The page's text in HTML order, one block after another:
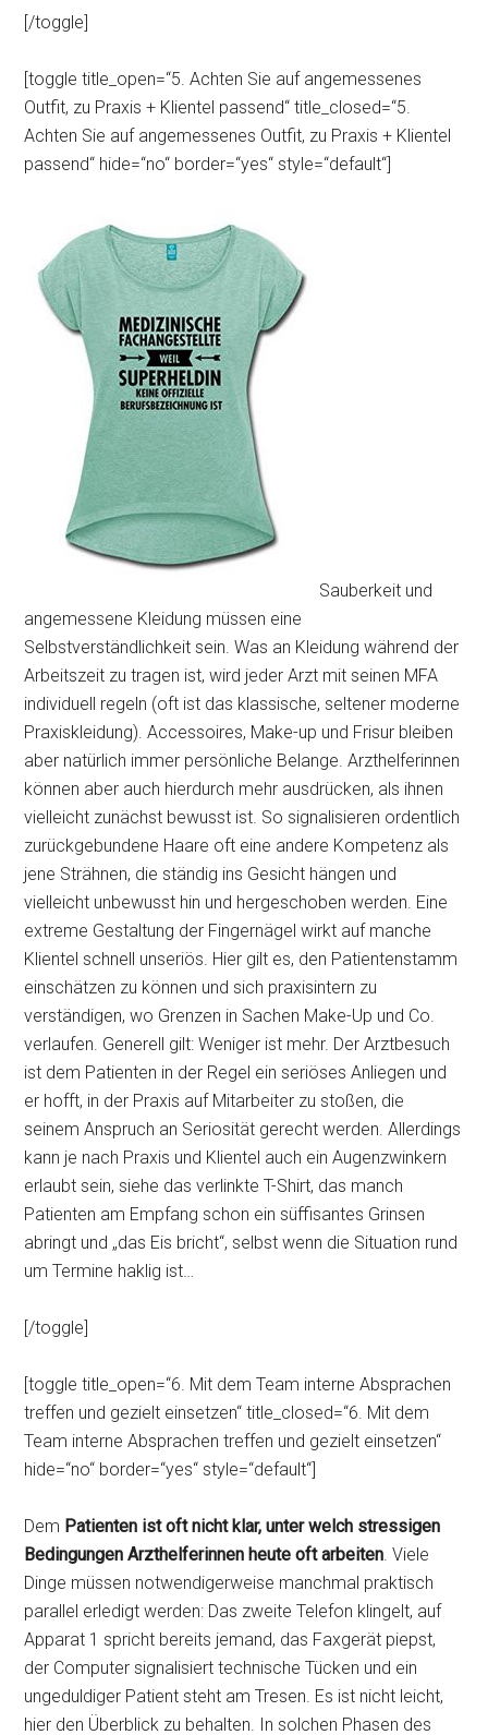
[/toggle]
[toggle title_open=“5. Achten Sie auf angemessenes
Outfit, zu Praxis + Klientel passend“ title_closed=“5.
Achten Sie auf angemessenes Outfit, zu Praxis + Klientel
passend“ hide=“no“ border=“yes“ style=“default“]
Sauberkeit und
angemessene Kleidung müssen eine
Selbstverständlichkeit sein. Was an Kleidung während der
Arbeitszeit zu tragen ist, wird jeder Arzt mit seinen MFA
individuell regeln (oft ist das klassische, seltener moderne
Praxiskleidung). Accessoires, Make-up und Frisur bleiben
aber natürlich immer persönliche Belange. Arzthelferinnen
können aber auch hierdurch mehr ausdrücken, als ihnen
vielleicht zunächst bewusst ist. So signalisieren ordentlich
zurückgebundene Haare oft eine andere Kompetenz als
jene Strähnen, die ständig ins Gesicht hängen und
vielleicht unbewusst hin und hergeschoben werden. Eine
extreme Gestaltung der Fingernägel wirkt auf manche
Klientel schnell unseriös. Hier gilt es, den Patientenstamm
einschätzen zu können und sich praxisintern zu
verständigen, wo Grenzen in Sachen Make-Up und Co.
verlaufen. Generell gilt: Weniger ist mehr. Der Arztbesuch
ist dem Patienten in der Regel ein seriöses Anliegen und
er hofft, in der Praxis auf Mitarbeiter zu stoßen, die
seinem Anspruch an Seriosität gerecht werden. Allerdings
kann je nach Praxis und Klientel auch ein Augenzwinkern
erlaubt sein, siehe das verlinkte T-Shirt, das manch
Patienten am Empfang schon ein süffisantes Grinsen
abringt und „das Eis bricht“, selbst wenn die Situation rund
um Termine haklig ist…
[/toggle]
[toggle title_open=“6. Mit dem Team interne Absprachen
treffen und gezielt einsetzen“ title_closed=“6. Mit dem
Team interne Absprachen treffen und gezielt einsetzen“
hide=“no“ border=“yes“ style=“default“]
Dem Patienten ist oft nicht klar, unter welch stressigen
Bedingungen Arzthelferinnen heute oft arbeiten. Viele
Dinge müssen notwendigerweise manchmal praktisch
parallel erledigt werden: Das zweite Telefon klingelt, auf
Apparat 1 spricht bereits jemand, das Faxgerät piepst,
der Computer signalisiert technische Tücken und ein
ungeduldiger Patient steht am Tresen. Es ist nicht leicht,
hier den Überblick zu behalten. In solchen Phasen des